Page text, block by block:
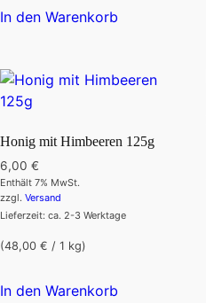
In den Warenkorb
Honig mit Himbeeren 125g
6,00 €
Enthält 7% MwSt.
zzgl. Versand
Lieferzeit: ca. 2-3 Werktage
(48,00 € / 1 kg)
In den Warenkorb